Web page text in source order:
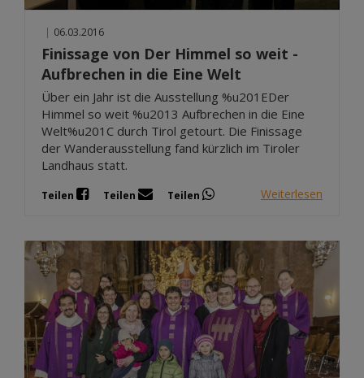
| 06.03.2016
Finissage von Der Himmel so weit -
Aufbrechen in die Eine Welt
Über ein Jahr ist die Ausstellung %u201EDer
Himmel so weit %u2013 Aufbrechen in die Eine
Welt%u201C durch Tirol getourt. Die Finissage
der Wanderausstellung fand kürzlich im Tiroler
Landhaus statt.
Teilen Teilen Teilen Weiterlesen